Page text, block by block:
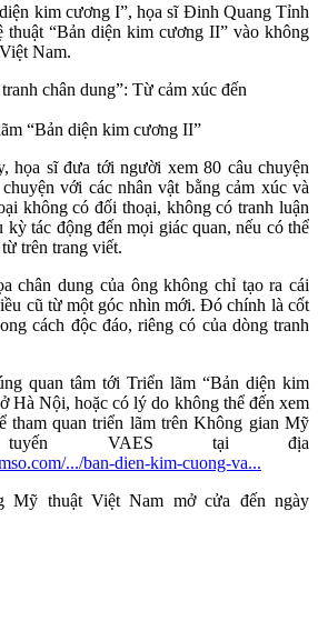
kim cương I”, họa sĩ Đinh Quang Tỉnh
thuật “Bản diện kim cương II” vào không
Nam.
“Bản diện kim cương II”
họa sĩ đưa tới người xem 80 câu chuyện
với các nhân vật bằng cảm xúc và
không có đối thoại, không có tranh luận
kỳ tác động đến mọi giác quan, nếu có thể
trên trang viết.
chân dung của ông không chỉ tạo ra cái
cũ từ một góc nhìn mới. Đó chính là cốt
cách độc đáo, riêng có của dòng tranh
quan tâm tới Triển lãm “Bản diện kim
Hà Nội, hoặc có lý do không thể đến xem
tham quan triển lãm trên Không gian Mỹ
VAES tại địa
.../ban-dien-kim-cuong-va...
Mỹ thuật Việt Nam mở cửa đến ngày